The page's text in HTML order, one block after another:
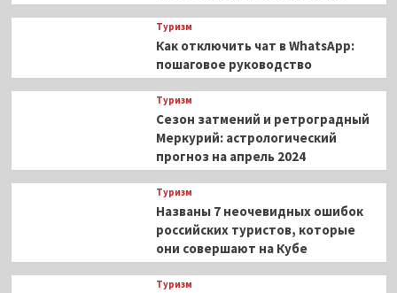
Туризм
Как отключить чат в WhatsApp:
пошаговое руководство
Туризм
Сезон затмений и ретроградный
Меркурий: астрологический
прогноз на апрель 2024
Туризм
Названы 7 неочевидных ошибок
российских туристов, которые
они совершают на Кубе
Туризм